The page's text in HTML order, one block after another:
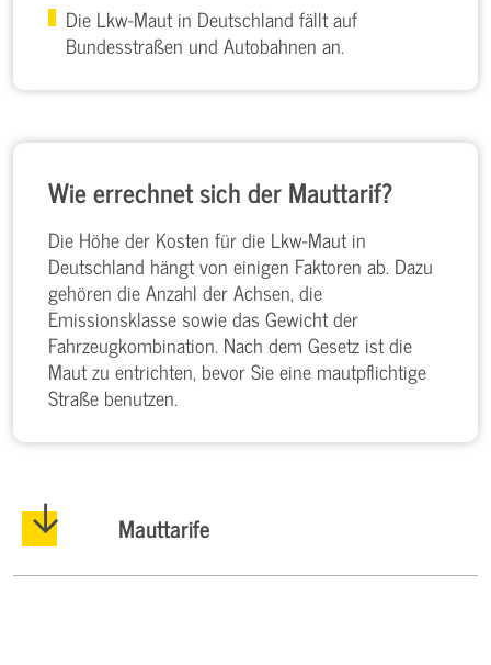
Die Lkw-Maut in Deutschland fällt auf
Bundesstraßen und Autobahnen an.
Wie errechnet sich der Mauttarif?
Die Höhe der Kosten für die Lkw-Maut in
Deutschland hängt von einigen Faktoren ab. Dazu
gehören die Anzahl der Achsen, die
Emissionsklasse sowie das Gewicht der
Fahrzeugkombination. Nach dem Gesetz ist die
Maut zu entrichten, bevor Sie eine mautpflichtige
Straße benutzen.
Mauttarife